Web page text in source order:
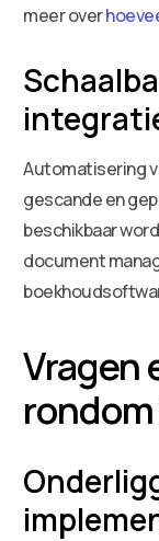
meer over
Automatisering
gescande en
beschikbaar
document
Vragen